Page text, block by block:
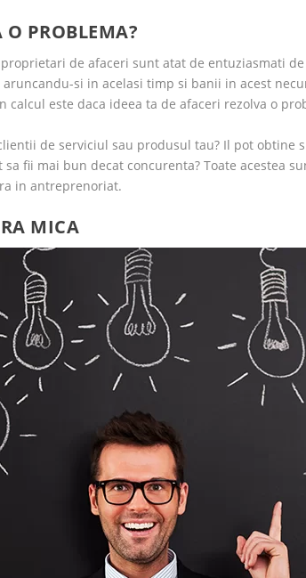
O PROBLEMA?
de afaceri sunt atat de entuziasmati
aruncandu-si in acelasi timp si banii in acest
calcul este daca ideea ta de afaceri rezolva o
de serviciul sau produsul tau? Il pot obtine
sa fii mai bun decat concurenta? Toate acestea
in antreprenoriat.
MICA